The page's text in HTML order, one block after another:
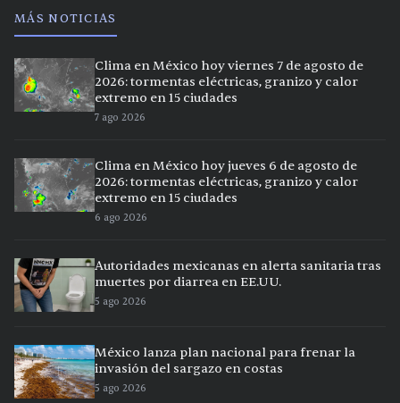
MÁS NOTICIAS
Clima en México hoy viernes 7 de agosto de
2026: tormentas eléctricas, granizo y calor
extremo en 15 ciudades
7 ago 2026
Clima en México hoy jueves 6 de agosto de
2026: tormentas eléctricas, granizo y calor
extremo en 15 ciudades
6 ago 2026
Autoridades mexicanas en alerta sanitaria tras
muertes por diarrea en EE.UU.
5 ago 2026
México lanza plan nacional para frenar la
invasión del sargazo en costas
5 ago 2026